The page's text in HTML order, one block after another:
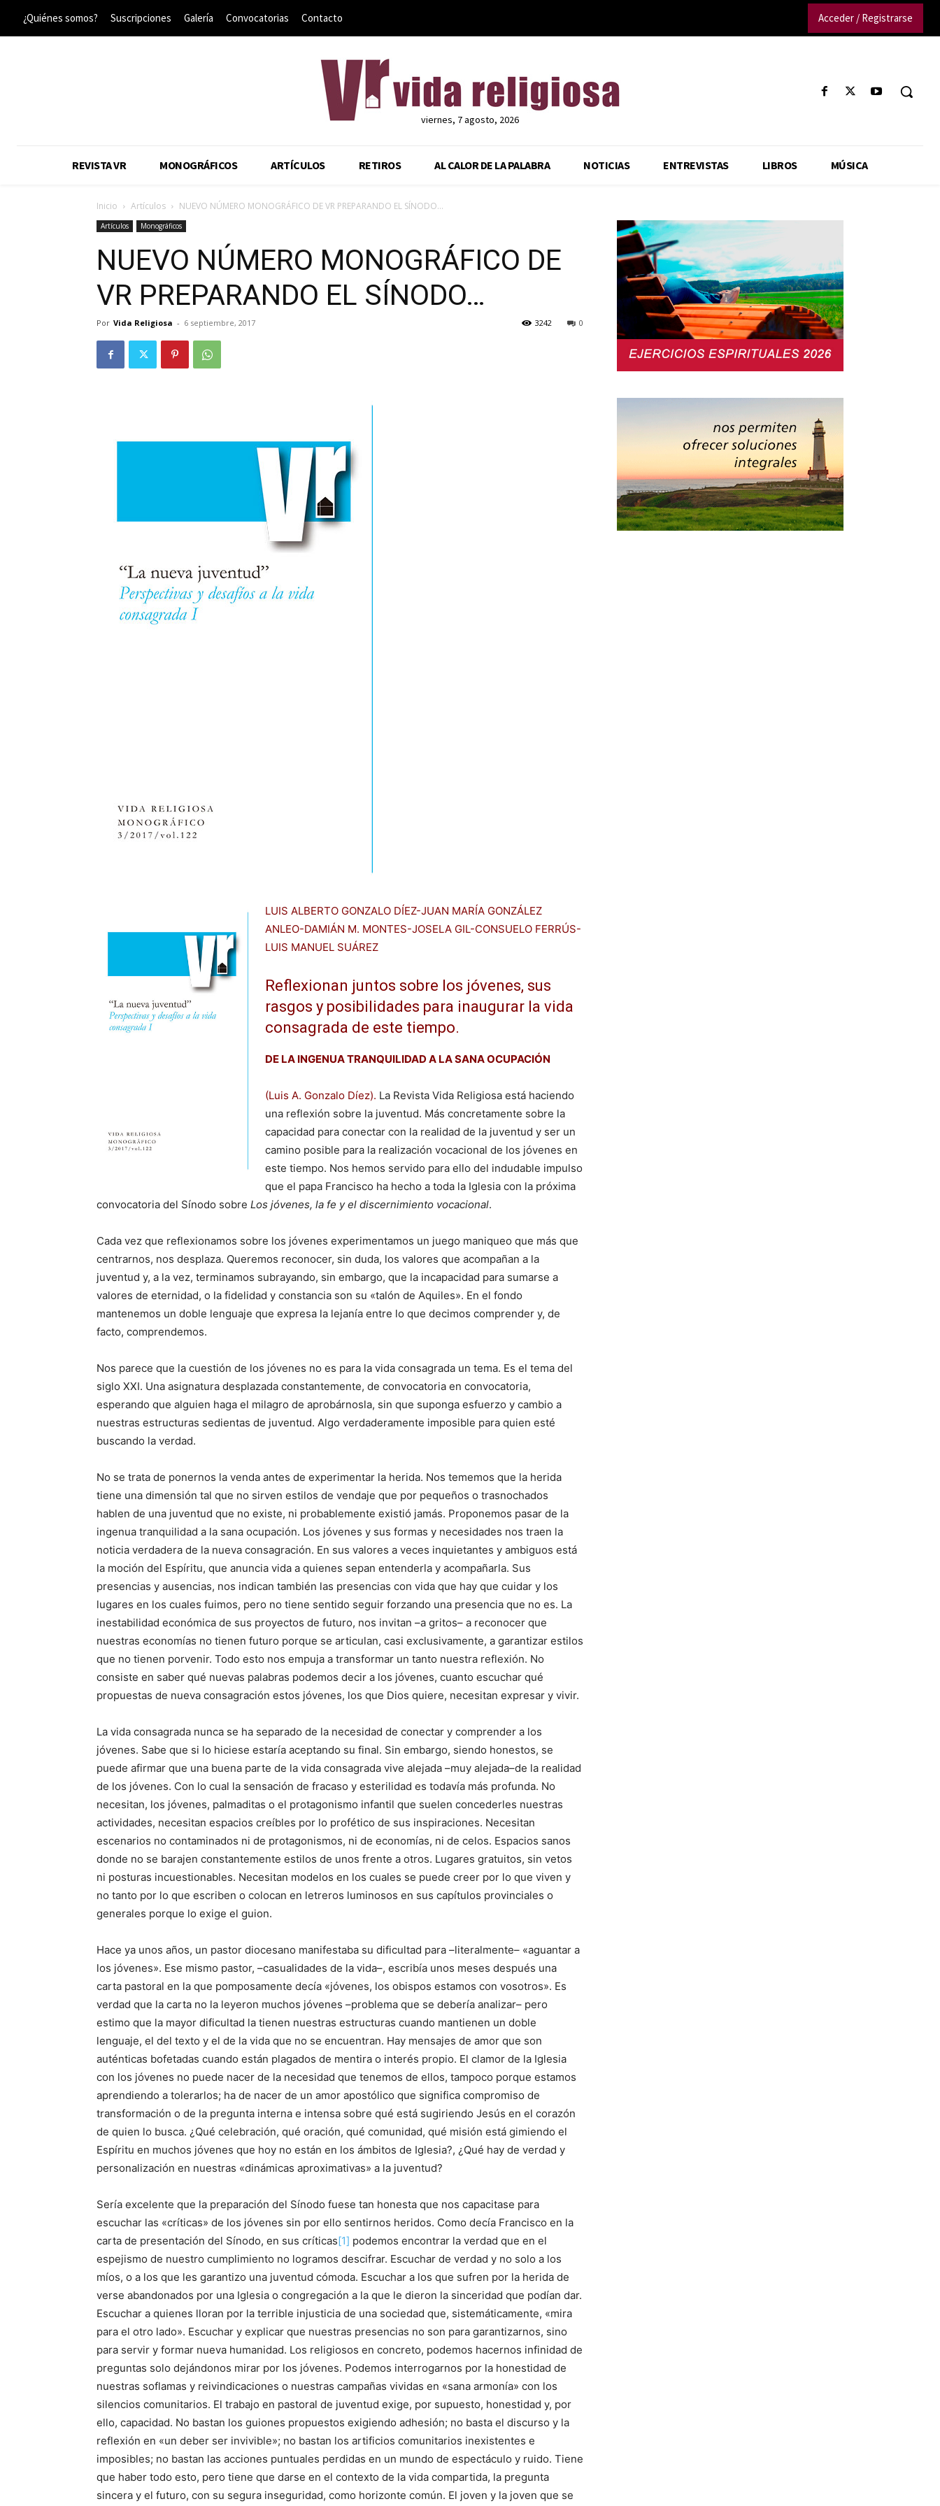
¿Quiénes somos? Suscripciones Galería Convocatorias Contacto Acceder / Registrarse
viernes, 7 agosto, 2026
REVISTA VR MONOGRÁFICOS ARTÍCULOS RETIROS AL CALOR DE LA PALABRA NOTICIAS ENTREVISTAS LIBROS MÚSICA
Inicio Artículos NUEVO NÚMERO MONOGRÁFICO DE VR PREPARANDO EL SÍNODO…
Artículos Monográficos
NUEVO NÚMERO MONOGRÁFICO DE
VR PREPARANDO EL SÍNODO…
Por Vida Religiosa - 6 septiembre, 2017 0
3242
LUIS ALBERTO GONZALO DÍEZ-JUAN MARÍA GONZÁLEZ
ANLEO-DAMIÁN M. MONTES-JOSELA GIL-CONSUELO FERRÚS-
LUIS MANUEL SUÁREZ
Reflexionan juntos sobre los jóvenes, sus
rasgos y posibilidades para inaugurar la vida
consagrada de este tiempo.
DE LA INGENUA TRANQUILIDAD A LA SANA OCUPACIÓN
(Luis A. Gonzalo Díez). La Revista Vida Religiosa está haciendo
una reflexión sobre la juventud. Más concretamente sobre la
capacidad para conectar con la realidad de la juventud y ser un
camino posible para la realización vocacional de los jóvenes en
este tiempo. Nos hemos servido para ello del indudable impulso
que el papa Francisco ha hecho a toda la Iglesia con la próxima
convocatoria del Sínodo sobre Los jóvenes, la fe y el discernimiento vocacional.
Cada vez que reflexionamos sobre los jóvenes experimentamos un juego maniqueo que más que
centrarnos, nos desplaza. Queremos reconocer, sin duda, los valores que acompañan a la
juventud y, a la vez, terminamos subrayando, sin embargo, que la incapacidad para sumarse a
valores de eternidad, o la fidelidad y constancia son su «talón de Aquiles». En el fondo
mantenemos un doble lenguaje que expresa la lejanía entre lo que decimos comprender y, de
facto, comprendemos.
Nos parece que la cuestión de los jóvenes no es para la vida consagrada un tema. Es el tema del
siglo XXI. Una asignatura desplazada constantemente, de convocatoria en convocatoria,
esperando que alguien haga el milagro de aprobárnosla, sin que suponga esfuerzo y cambio a
nuestras estructuras sedientas de juventud. Algo verdaderamente imposible para quien esté
buscando la verdad.
No se trata de ponernos la venda antes de experimentar la herida. Nos tememos que la herida
tiene una dimensión tal que no sirven estilos de vendaje que por pequeños o trasnochados
hablen de una juventud que no existe, ni probablemente existió jamás. Proponemos pasar de la
ingenua tranquilidad a la sana ocupación. Los jóvenes y sus formas y necesidades nos traen la
noticia verdadera de la nueva consagración. En sus valores a veces inquietantes y ambiguos está
la moción del Espíritu, que anuncia vida a quienes sepan entenderla y acompañarla. Sus
presencias y ausencias, nos indican también las presencias con vida que hay que cuidar y los
lugares en los cuales fuimos, pero no tiene sentido seguir forzando una presencia que no es. La
inestabilidad económica de sus proyectos de futuro, nos invitan –a gritos­– a reconocer que
nuestras economías no tienen futuro porque se articulan, casi exclusivamente, a garantizar estilos
que no tienen porvenir. Todo esto nos empuja a transformar un tanto nuestra reflexión. No
consiste en saber qué nuevas palabras podemos decir a los jóvenes, cuanto escuchar qué
propuestas de nueva consagración estos jóvenes, los que Dios quiere, necesitan expresar y vivir.
La vida consagrada nunca se ha separado de la necesidad de conectar y comprender a los
jóvenes. Sabe que si lo hiciese estaría aceptando su final. Sin embargo, siendo honestos, se
puede afirmar que una buena parte de la vida consagrada vive alejada –muy alejada–de la realidad
de los jóvenes. Con lo cual la sensación de fracaso y esterilidad es todavía más profunda. No
necesitan, los jóvenes, palmaditas o el protagonismo infantil que suelen concederles nuestras
actividades, necesitan espacios creíbles por lo profético de sus inspiraciones. Necesitan
escenarios no contaminados ni de protagonismos, ni de economías, ni de celos. Espacios sanos
donde no se barajen constantemente estilos de unos frente a otros. Lugares gratuitos, sin vetos
ni posturas incuestionables. Necesitan modelos en los cuales se puede creer por lo que viven y
no tanto por lo que escriben o colocan en letreros luminosos en sus capítulos provinciales o
generales porque lo exige el guion.
Hace ya unos años, un pastor diocesano manifestaba su dificultad para –literalmente– «aguantar a
los jóvenes». Ese mismo pastor, –casualidades de la vida–, escribía unos meses después una
carta pastoral en la que pomposamente decía «jóvenes, los obispos estamos con vosotros». Es
verdad que la carta no la leyeron muchos jóvenes –problema que se debería analizar– pero
estimo que la mayor dificultad la tienen nuestras estructuras cuando mantienen un doble
lenguaje, el del texto y el de la vida que no se encuentran. Hay mensajes de amor que son
auténticas bofetadas cuando están plagados de mentira o interés propio. El clamor de la Iglesia
con los jóvenes no puede nacer de la necesidad que tenemos de ellos, tampoco porque estamos
aprendiendo a tolerarlos; ha de nacer de un amor apostólico que significa compromiso de
transformación o de la pregunta interna e intensa sobre qué está sugiriendo Jesús en el corazón
de quien lo busca. ¿Qué celebración, qué oración, qué comunidad, qué misión está gimiendo el
Espíritu en muchos jóvenes que hoy no están en los ámbitos de Iglesia?, ¿Qué hay de verdad y
personalización en nuestras «dinámicas aproximativas» a la juventud?
Sería excelente que la preparación del Sínodo fuese tan honesta que nos capacitase para
escuchar las «críticas» de los jóvenes sin por ello sentirnos heridos. Como decía Francisco en la
carta de presentación del Sínodo, en sus críticas[1] podemos encontrar la verdad que en el
espejismo de nuestro cumplimiento no logramos descifrar. Escuchar de verdad y no solo a los
míos, o a los que les garantizo una juventud cómoda. Escuchar a los que sufren por la herida de
verse abandonados por una Iglesia o congregación a la que le dieron la sinceridad que podían dar.
Escuchar a quienes lloran por la terrible injusticia de una sociedad que, sistemáticamente, «mira
para el otro lado». Escuchar y explicar que nuestras presencias no son para garantizarnos, sino
para servir y formar nueva humanidad. Los religiosos en concreto, podemos hacernos infinidad de
preguntas solo dejándonos mirar por los jóvenes. Podemos interrogarnos por la honestidad de
nuestras soflamas y reivindicaciones o nuestras campañas vividas en «sana armonía» con los
silencios comunitarios. El trabajo en pastoral de juventud exige, por supuesto, honestidad y, por
ello, capacidad. No bastan los guiones propuestos exigiendo adhesión; no basta el discurso y la
reflexión en «un deber ser invivible»; no bastan los artificios comunitarios inexistentes e
imposibles; no bastan las acciones puntuales perdidas en un mundo de espectáculo y ruido. Tiene
que haber todo esto, pero tiene que darse en el contexto de la vida compartida, la pregunta
sincera y el futuro, con su segura inseguridad, como horizonte común. El joven y la joven que se